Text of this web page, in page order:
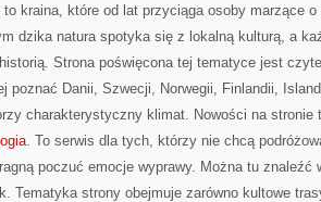
to kraina, które od lat przyciąga osoby marzące
dzika natura spotyka się z lokalną kulturą, a
Strona poświęcona tej tematyce jest
poznać Danii, Szwecji, Norwegii, Finlandii,
charakterystyczny klimat. Nowości na stronie
. To serwis dla tych, którzy nie chcą
poczuć emocje wyprawy. Można tu znaleźć
Tematyka strony obejmuje zarówno kultowe